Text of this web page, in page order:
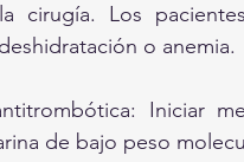
cirugía. Los
o anemia.
Iniciar
de bajo peso